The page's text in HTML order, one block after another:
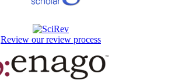
Review our review process